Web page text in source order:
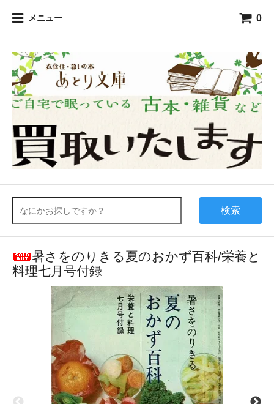
メニュー 0
検索
暑さをのりきる夏のおかず百科/栄養と
料理七月号付録